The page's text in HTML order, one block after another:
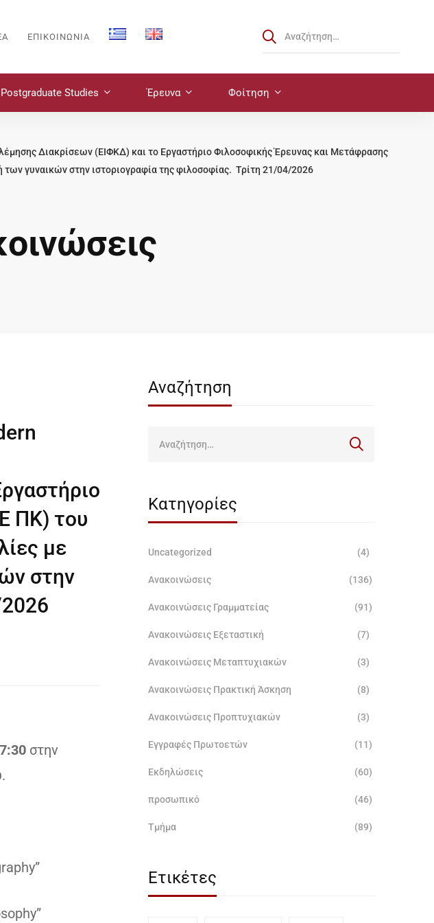
ΕΠΙΚΟΙΝΩΝΙΑ
Postgraduate Studies Έρευνα Φοίτηση
Διακρίσεων (ΕΙΦΚΔ) και το Εργαστήριο Φιλοσοφικής Έρευνας και Μετάφρασης
γυναικών στην ιστοριογραφία της φιλοσοφίας. Τρίτη 21/04/2026
ΠΚ) του
με
στην
στην
Αναζήτηση
Κατηγορίες
Uncategorized (4)
Ανακοινώσεις (136)
Ανακοινώσεις Γραμματείας (91)
Ανακοινώσεις Εξεταστική (7)
Ανακοινώσεις Μεταπτυχιακών (3)
Ανακοινώσεις Πρακτική Άσκηση (8)
Ανακοινώσεις Προπτυχιακών (3)
Εγγραφές Πρωτοετών (11)
Εκδηλώσεις (60)
προσωπικό (46)
Τμήμα (89)
Ετικέτες